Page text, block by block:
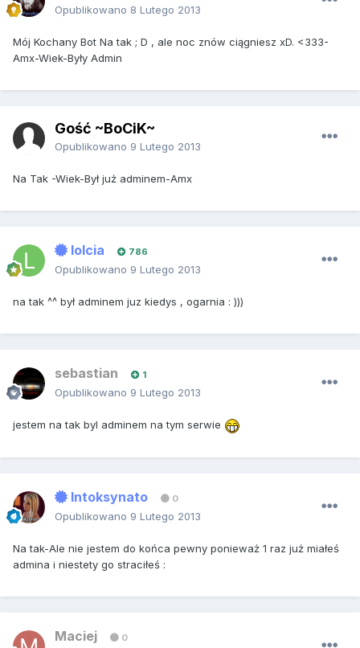
Opublikowano 8 Lutego 2013
Mój Kochany Bot Na tak ; D , ale noc znów ciągniesz xD. <333-
Amx-Wiek-Były Admin
Gość ~BoCiK~
Opublikowano 9 Lutego 2013
Na Tak -Wiek-Był już adminem-Amx
lolcia 786
Opublikowano 9 Lutego 2013
na tak ^^ był adminem juz kiedys , ogarnia : )))
sebastian 1
Opublikowano 9 Lutego 2013
jestem na tak byl adminem na tym serwie
Intoksynato 0
Opublikowano 9 Lutego 2013
Na tak-Ale nie jestem do końca pewny ponieważ 1 raz już miałeś
admina i niestety go straciłeś :
Maciej 0